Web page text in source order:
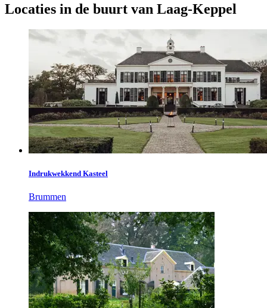
Locaties in de buurt van Laag-Keppel
Indrukwekkend Kasteel
Brummen